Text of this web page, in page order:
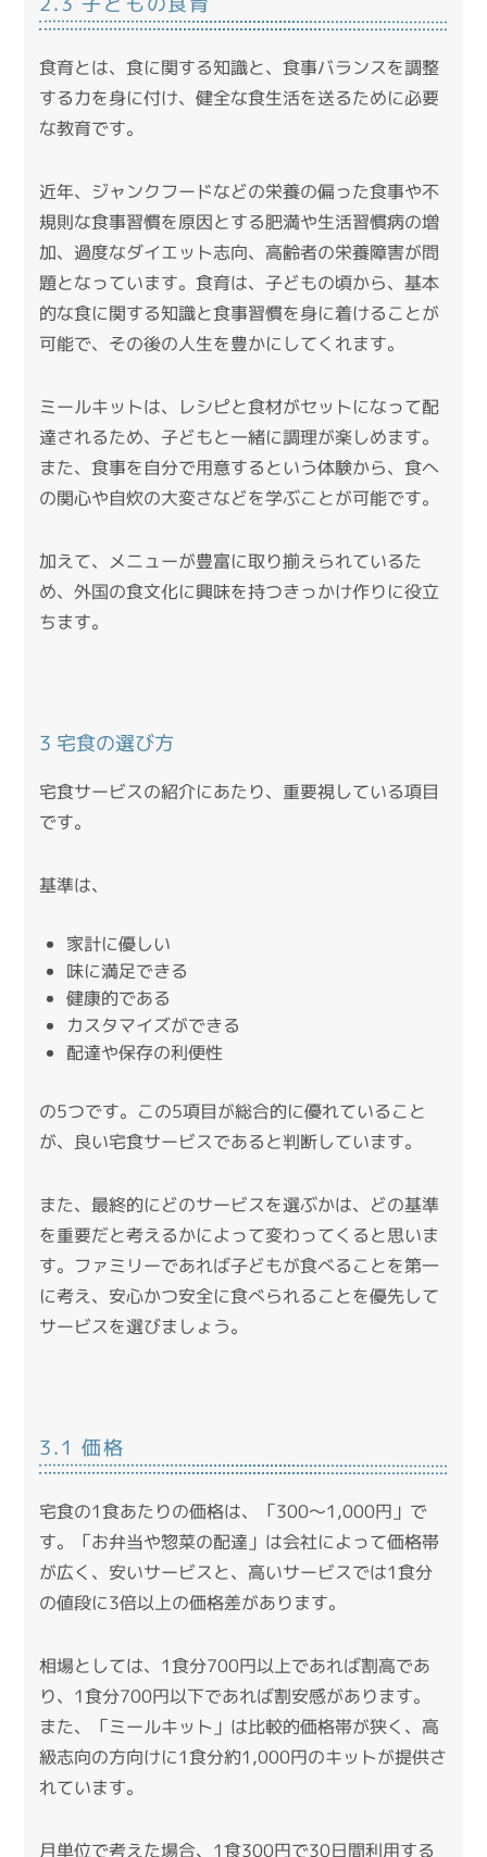
食育とは、食に関する知識と、食事バランスを調整
する力を身に付け、健全な食生活を送るために必要
な教育です。
近年、ジャンクフードなどの栄養の偏った食事や不
規則な食事習慣を原因とする肥満や生活習慣病の増
加、過度なダイエット志向、高齢者の栄養障害が問
題となっています。食育は、子どもの頃から、基本
的な食に関する知識と食事習慣を身に着けることが
可能で、その後の人生を豊かにしてくれます。
ミールキットは、レシピと食材がセットになって配
達されるため、子どもと一緒に調理が楽しめます。
また、食事を自分で用意するという体験から、食へ
の関心や自炊の大変さなどを学ぶことが可能です。
加えて、メニューが豊富に取り揃えられているた
め、外国の食文化に興味を持つきっかけ作りに役立
ちます。
3 宅食の選び方
宅食サービスの紹介にあたり、重要視している項目
です。
基準は、
家計に優しい
味に満足できる
健康的である
カスタマイズができる
配達や保存の利便性
の5つです。 この5項目が総合的に優れていること
が、良い宅食サービスであると判断しています。
また、最終的にどのサービスを選ぶかは、どの基準
を重要だと考えるかによって変わってくると思いま
す。 ファミリーであれば子どもが食べることを第一
に考え、安心かつ安全に食べられることを優先して
サービスを選びましょう。
3.1 価格
宅食の1食あたりの価格は、「300〜1,000円」で
す。 「お弁当や惣菜の配達」は会社によって価格帯
が広く、安いサービスと、高いサービスでは1食分
の値段に3倍以上の価格差があります。
相場としては、1食分700円以上であれば割高であ
り、1食分700円以下であれば割安感があります。
また、「ミールキット」は比較的価格帯が狭く、高
級志向の方向けに1食分約1,000円のキットが提供さ
れています。
月単位で考えた場合、1食300円で30日間利用する